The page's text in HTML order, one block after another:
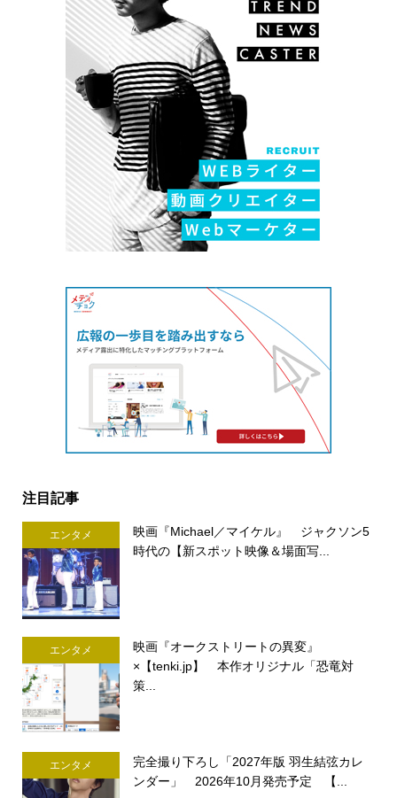
注目記事
エンタメ
映画『Michael／マイケル』 ジャクソン5
時代の【新スポット映像＆場面写...
エンタメ
映画『オークストリートの異変』
×【tenki.jp】 本作オリジナル「恐竜対
策...
エンタメ
完全撮り下ろし「2027年版 羽生結弦カレ
ンダー」 2026年10月発売予定 【...